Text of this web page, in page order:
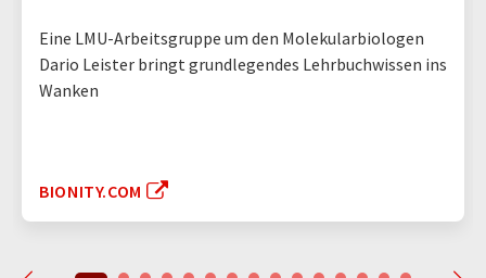
Eine LMU-Arbeitsgruppe um den Molekularbiologen
Dario Leister bringt grundlegendes Lehrbuchwissen ins
Wanken
BIONITY.COM